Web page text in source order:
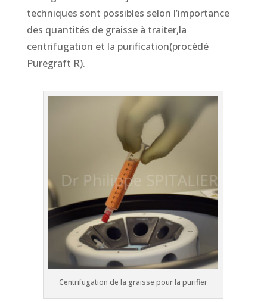
techniques sont possibles selon l’importance
des quantités de graisse à traiter,la
centrifugation et la purification(procédé
Puregraft R).
Centrifugation de la graisse pour la purifier